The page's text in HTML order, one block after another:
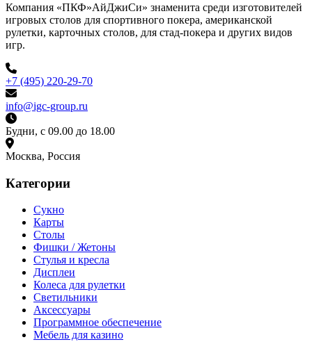
Компания «ПКФ»АйДжиСи» знаменита среди изготовителей
игровых столов для спортивного покера, американской
рулетки, карточных столов, для стад-покера и других видов
игр.
+7 (495) 220-29-70
info@igc-group.ru
Будни, с 09.00 до 18.00
Москва, Россия
Категории
Сукно
Карты
Столы
Фишки / Жетоны
Стулья и кресла
Дисплеи
Колеса для рулетки
Светильники
Аксессуары
Программное обеспечение
Мебель для казино